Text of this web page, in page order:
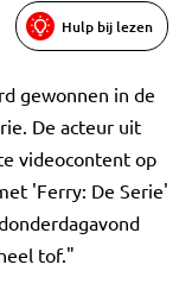
Hulp bij lezen
gewonnen in de
De acteur uit
videocontent op
'Ferry: De Serie'
tof."